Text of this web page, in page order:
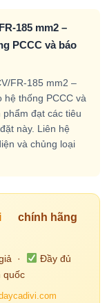
185 mm2 –
PCCC và báo
FR-185 mm2 –
thống PCCC và
đạt các tiêu
này. Liên hệ
và chủng loại
chính hãng
·
Đầy đủ
quốc